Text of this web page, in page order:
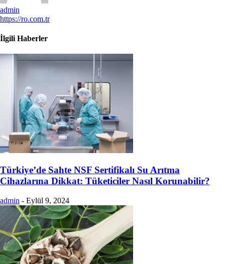
admin
https://ro.com.tr
İlgili Haberler
Türkiye’de Sahte NSF Sertifikalı Su Arıtma
Cihazlarına Dikkat: Tüketiciler Nasıl Korunabilir?
admin - Eylül 9, 2024